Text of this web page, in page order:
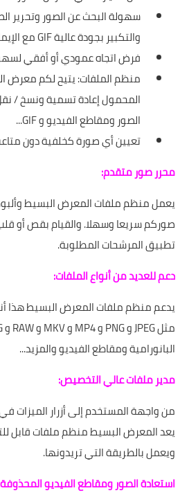
سهولة البحث عن الصور وتحرير
والتكبير بجودة عالية GIF مع الإيماءات.
فرض اتجاه عمودي أو أفقي
منظم الملفات: يتيح لكم معرض
المحمول إعادة تسمية ونسخ /
الصور ومقاطع الفيديو و GIF...
تعيين أي صورة كخلفية دون
محرر صور متقدم:
يعمل منظم ملفات المعرض البسيط
صوركم سريعا وسهلا. والقيام بقص أو قلب
تطبيق المرشحات المطلوبة.
دعم للعديد من أنواع الملفات:
يدعم منظم ملفات المعرض البسيط هذا
البانورامية ومقاطع الفيديو والمزيد...
مدير ملفات عالي التخصيص:
من واجهة المستخدم إلى أزرار الميزات
يعد المعرض البسيط منظم ملفات قابل
ويعمل بالطريقة التي تريدونها.
استعادة الصور ومقاطع الفيديو